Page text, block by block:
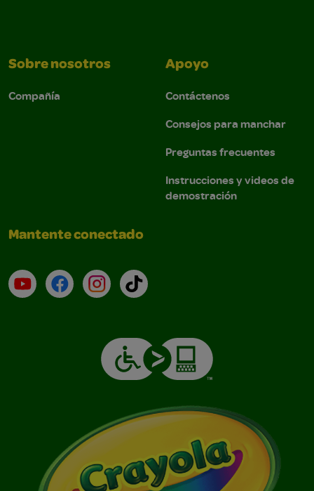
Sobre nosotros
Compañía
Apoyo
Contáctenos
Consejos para manchar
Preguntas frecuentes
Instrucciones y videos de
demostración
Mantente conectado
YouTube (en inglés)
Facebook (en inglés)
Instagram (en inglés)
TikTok